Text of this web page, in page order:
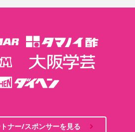
ナー/スポンサーを見る